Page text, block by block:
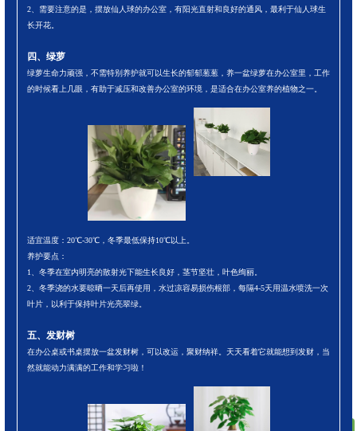
2、需要注意的是，摆放仙人球的办公室，有阳光直射和良好的通风，最利于仙人球生
长开花。
四、绿萝
绿萝生命力顽强，不需特别养护就可以生长的郁郁葱葱，养一盆绿萝在办公室里，工作
的时候看上几眼，有助于减压和改善办公室的环境，是适合在办公室养的植物之一。
适宜温度：20℃-30℃，冬季最低保持10℃以上。
养护要点：
1、冬季在室内明亮的散射光下能生长良好，茎节坚壮，叶色绚丽。
2、冬季浇的水要晾晒一天后再使用，水过凉容易损伤根部，每隔4-5天用温水喷洗一次
叶片，以利于保持叶片光亮翠绿。
五、发财树
在办公桌或书桌摆放一盆发财树，可以改运，聚财纳祥。天天看着它就能想到发财，当
然就能动力满满的工作和学习啦！